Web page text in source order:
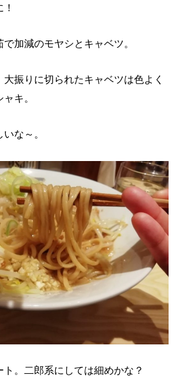
加減のモヤシとキャベツ。
振りに切られたキャベツは色よく
キ。
な～。
。二郎系にしては細めかな？